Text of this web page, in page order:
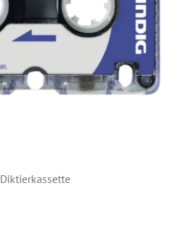
Diktierkassette